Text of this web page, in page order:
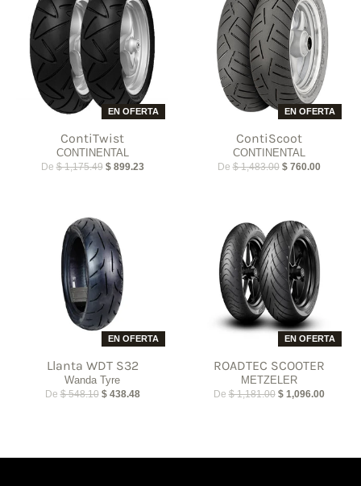
EN OFERTA
ContiTwist
CONTINENTAL
De $ 1,175.49 $ 899.23
EN OFERTA
ContiScoot
CONTINENTAL
De $ 1,483.00 $ 760.00
EN OFERTA
Llanta WDT S32
Wanda Tyre
De $ 548.10 $ 438.48
EN OFERTA
ROADTEC SCOOTER
METZELER
De $ 1,181.00 $ 1,096.00